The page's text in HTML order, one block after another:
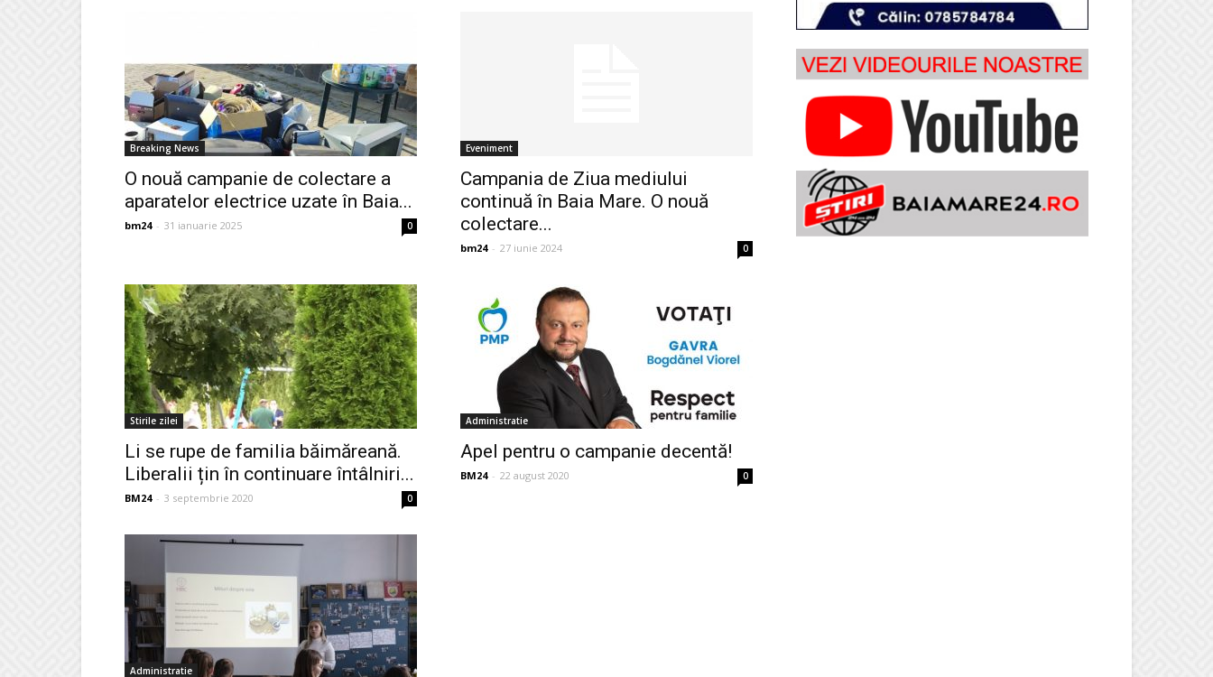
Breaking News
O nouă campanie de colectare a
aparatelor electrice uzate în Baia...
bm24 - 31 ianuarie 2025 0
Eveniment
Campania de Ziua mediului
continuă în Baia Mare. O nouă
colectare...
bm24 - 27 iunie 2024 0
Stirile zilei
Li se rupe de familia băimăreană.
Liberalii țin în continuare întâlniri...
BM24 - 3 septembrie 2020 0
Administratie
Apel pentru o campanie decentă!
BM24 - 22 august 2020 0
Administratie